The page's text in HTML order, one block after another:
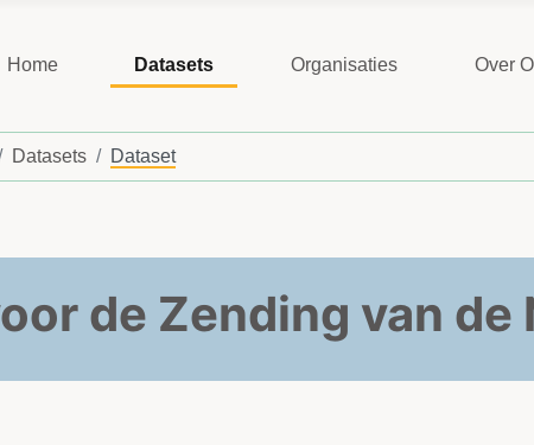
Home Datasets Organisaties Over
Datasets Dataset
de Zending van